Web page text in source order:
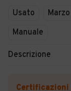
Usato
Manuale
Descrizione
Certificazioni